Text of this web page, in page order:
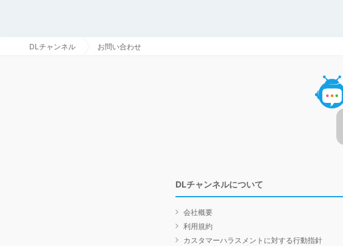
DLチャンネル お問い合わせ
DLチャンネルについて
会社概要
利用規約
カスタマーハラスメントに対する行動指針